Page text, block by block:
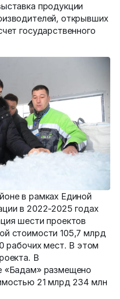
продукции
открывших
государственного
в рамках Единой
в 2022-2025 годах
шести проектов
стоимости 105,7 млрд
рабочих мест. В этом
В
«Бадам» размещено
21 млрд 234 млн